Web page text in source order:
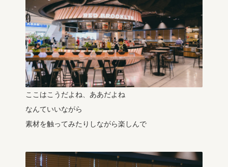
ここはこうだよね、ああだよね
なんていいながら
素材を触ってみたりしながら楽しんで